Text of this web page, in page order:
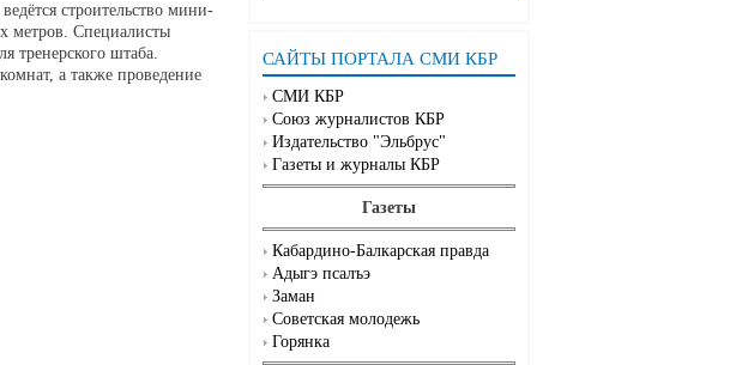
САЙТЫ ПОРТАЛА СМИ КБР
СМИ КБР
Союз журналистов КБР
Издательство "Эльбрус"
Газеты и журналы КБР
Газеты
Кабардино-Балкарская правда
Адыгэ псалъэ
Заман
Советская молодежь
Горянка
строительство мини-
метров. Специалисты
тренерского штаба.
а также проведение